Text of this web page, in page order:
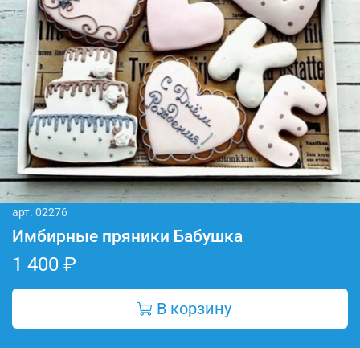
арт. 02276
Имбирные пряники Бабушка
1 400 ₽
В корзину